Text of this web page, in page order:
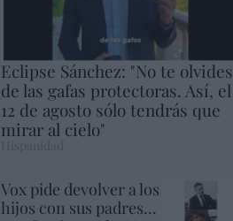
Eclipse Sánchez: "No te olvides
de las gafas protectoras. Así, el
12 de agosto sólo tendrás que
mirar al cielo"
Vox pide devolver a los
hijos con sus padres...